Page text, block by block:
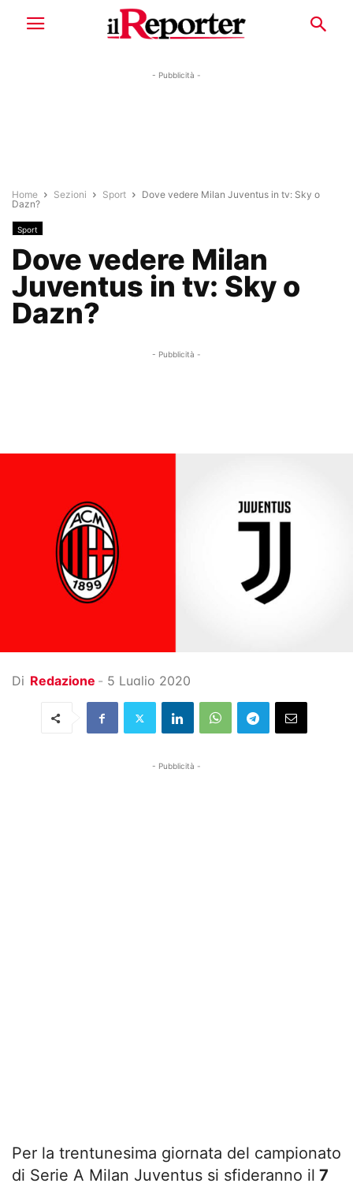
- Pubblicità -
Home Sezioni Sport
Dove vedere Milan Juventus in tv: Sky o
Dazn?
Sport
Dove vedere Milan
Juventus in tv: Sky o
Dazn?
- Pubblicità -
Di Redazione - 5 Luglio 2020
- Pubblicità -
Per la trentunesima giornata del campionato
di Serie A Milan Juventus si sfideranno il 7